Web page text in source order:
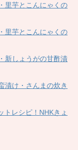
里芋とこんにゃくの
里芋とこんにゃくの
新しょうがの甘酢漬
漬け・さんまの炊き
トレシピ！NHKきょ